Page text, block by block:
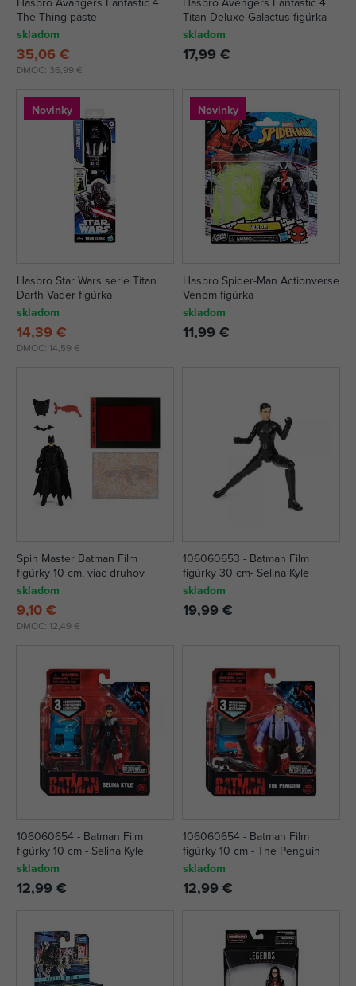
The Thing päste
skladom
DMOC: 36,99 €
35,06 €
Titan Deluxe Galactus figúrka
skladom
17,99 €
Novinky
Hasbro Star Wars serie Titan
Darth Vader figúrka
skladom
DMOC: 14,59 €
14,39 €
Novinky
Hasbro Spider-Man Actionverse
Venom figúrka
skladom
11,99 €
Spin Master Batman Film
figúrky 10 cm, viac druhov
skladom
DMOC: 12,49 €
9,10 €
106060653 - Batman Film
figúrky 30 cm- Selina Kyle
skladom
19,99 €
106060654 - Batman Film
figúrky 10 cm - Selina Kyle
skladom
12,99 €
106060654 - Batman Film
figúrky 10 cm - The Penguin
skladom
12,99 €